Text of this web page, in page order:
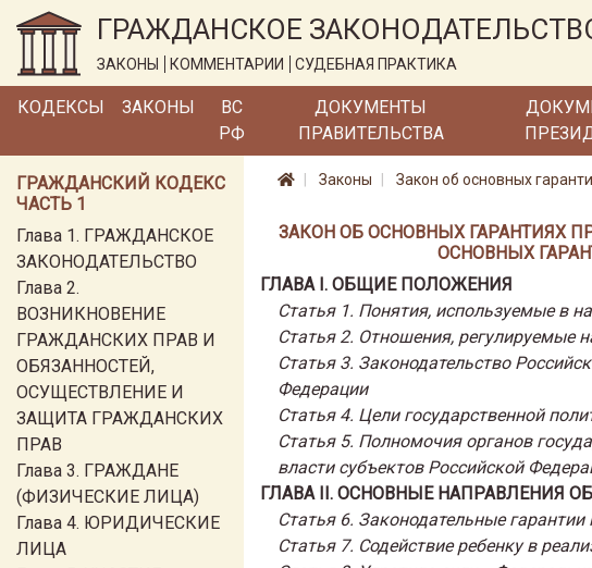
ГРАЖДАНСКОЕ
ЗАКОНЫ КОММЕНТАРИИ СУДЕБНАЯ ПРАКТИКА
КОДЕКСЫ ЗАКОНЫ
ВС
РФ
ДОКУМЕНТЫ
ПРАВИТЕЛЬСТВА
ГРАЖДАНСКИЙ КОДЕКС
ЧАСТЬ 1
Глава 1. ГРАЖДАНСКОЕ
ЗАКОНОДАТЕЛЬСТВО
Глава 2.
ВОЗНИКНОВЕНИЕ
ГРАЖДАНСКИХ ПРАВ И
ОБЯЗАННОСТЕЙ,
ОСУЩЕСТВЛЕНИЕ И
ЗАЩИТА ГРАЖДАНСКИХ
ПРАВ
Глава 3. ГРАЖДАНЕ
(ФИЗИЧЕСКИЕ ЛИЦА)
Глава 4. ЮРИДИЧЕСКИЕ
ЛИЦА
Законы Закон об основных
ЗАКОН ОБ ОСНОВНЫХ ГАРАНТИЯХ
ОСНОВНЫХ
ГЛАВА I. ОБЩИЕ ПОЛОЖЕНИЯ
Статья 1. Понятия, используемые в
Статья 2. Отношения,
Статья 3. Законодательство
Федерации
Статья 4. Цели государственной
Статья 5. Полномочия органов
власти субъектов Российской
ГЛАВА II. ОСНОВНЫЕ НАПРАВЛЕНИЯ
Статья 6. Законодательные
Статья 7. Содействие ребенку в